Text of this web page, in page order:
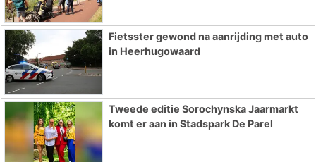
Fietsster gewond na aanrijding met auto
in Heerhugowaard
Tweede editie Sorochynska Jaarmarkt
komt er aan in Stadspark De Parel